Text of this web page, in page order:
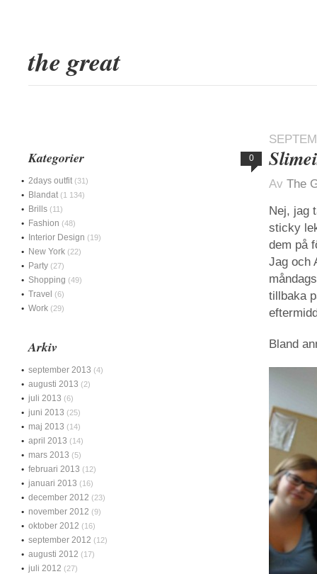
the great
0
Av The
Nej, jag
sticky
dem på
Jag och
tillbaka
Bland
Kategorier
2days outfit (31)
Blandat (1 134)
Brills (11)
Fashion (48)
Interior Design (19)
New York (22)
Party (27)
Shopping (49)
Travel (6)
Work (29)
Arkiv
september 2013 (4)
augusti 2013 (2)
juli 2013 (6)
juni 2013 (25)
maj 2013 (14)
april 2013 (14)
mars 2013 (5)
februari 2013 (12)
januari 2013 (16)
december 2012 (23)
november 2012 (9)
oktober 2012 (16)
september 2012 (12)
augusti 2012 (17)
juli 2012 (27)